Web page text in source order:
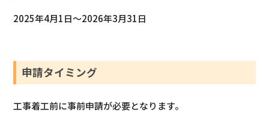
2025年4月1日～2026年3月31日
申請タイミング
工事着工前に事前申請が必要となります。